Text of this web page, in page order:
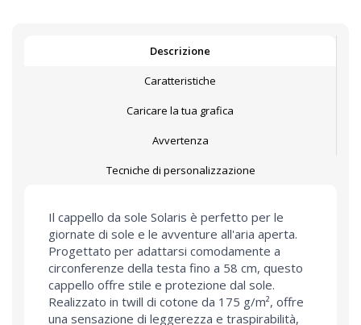
Descrizione
Caratteristiche
Caricare la tua grafica
Avvertenza
Tecniche di personalizzazione
Il cappello da sole Solaris è perfetto per le
giornate di sole e le avventure all'aria aperta.
Progettato per adattarsi comodamente a
circonferenze della testa fino a 58 cm, questo
cappello offre stile e protezione dal sole.
Realizzato in twill di cotone da 175 g/m², offre
una sensazione di leggerezza e traspirabilità,